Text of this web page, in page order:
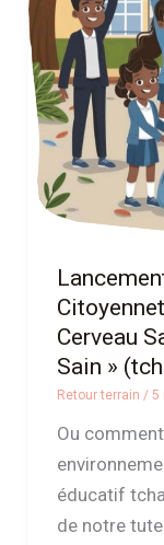
Cerveau
Sain »
Retour terrain / 5
Ou
éducatif
de notre
« L’Éco-
Citoyenneté
à
l’École
:
Pour
un
Cerveau
dans
un
Sain »